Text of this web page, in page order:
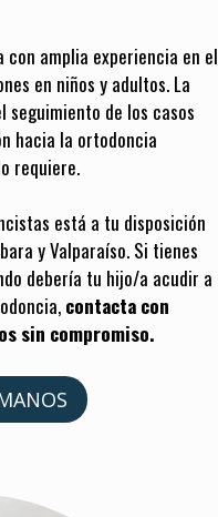
amplia experiencia en el
en niños y adultos. La
seguimiento de los casos
hacia la ortodoncia
requiere.
está a tu disposición
y Valparaíso. Si tienes
debería tu hijo/a acudir a
contacta con
sin compromiso.